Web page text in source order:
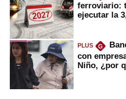
ferroviario:
ejecutar la
PLUS G
con
Niño, ¿por